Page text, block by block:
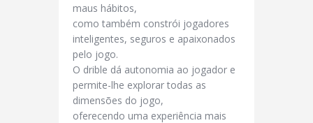
maus hábitos,
como também constrói jogadores
inteligentes, seguros e apaixonados
pelo jogo.
O drible dá autonomia ao jogador e
permite-lhe explorar todas as
dimensões do jogo,
oferecendo uma experiência mais